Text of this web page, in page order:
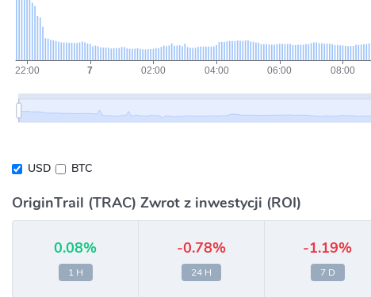
USD BTC
OriginTrail (TRAC) Zwrot z inwestycji (ROI)
0.08%
1 H
-0.78%
24 H
-1.19%
7 D